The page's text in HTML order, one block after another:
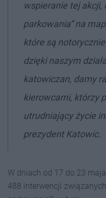
wspieranie tej akcji,
parkowania” na
które są
dzięki naszym
katowiczan, damy
kierowcami, którzy
utrudniający życie
prezydent Katowic.
W dniach od 17 do 23
488 interwencji